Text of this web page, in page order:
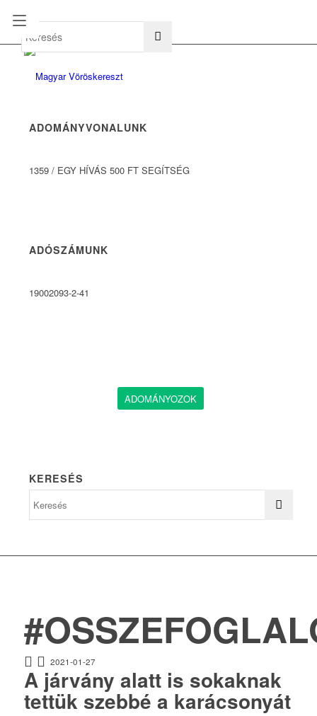
ADOMÁNYVONALUNK
1359 / EGY HÍVÁS 500 FT SEGÍTSÉG
ADÓSZÁMUNK
19002093-2-41
ADOMÁNYOZOK
KERESÉS
2021-01-27
A járvány alatt is sokaknak
tettük szebbé a karácsonyát